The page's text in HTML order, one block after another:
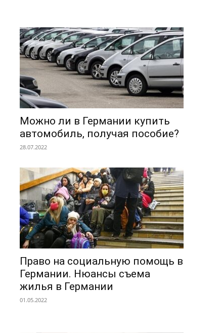
Можно ли в Германии купить
автомобиль, получая пособие?
28.07.2022
Право на социальную помощь в
Германии. Нюансы съема
жилья в Германии
01.05.2022